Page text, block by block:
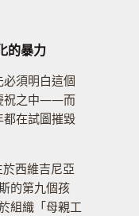
的暴力
須明白這個
祝之中——而
都在試圖摧毀
於西維吉尼亞
的第九個孩
組織「母親工